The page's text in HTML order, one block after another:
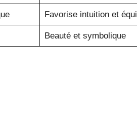
Favorise intuition et
Beauté et symbolique